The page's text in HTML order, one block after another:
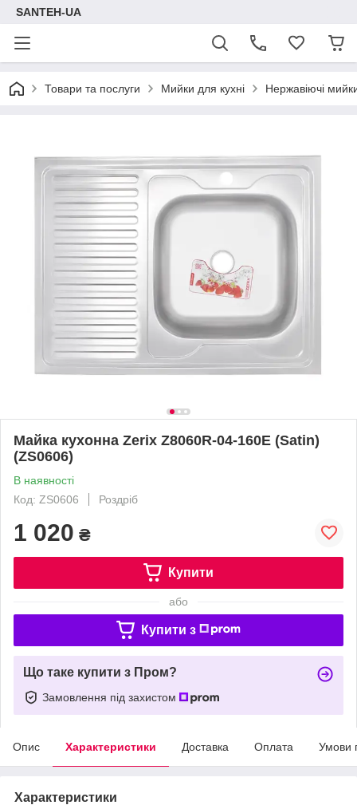
SANTEH-UA
Товари та послуги Мийки для кухні Нержавіючі
Майка кухонна Zerix Z8060R-04-160E (Satin)
(ZS0606)
В наявності
Код: ZS0606
Роздріб
1 020 ₴
Купити
або
Купити з
Що таке купити з Пром?
Замовлення під захистом
Опис Характеристики Доставка Оплата Умови
Характеристики